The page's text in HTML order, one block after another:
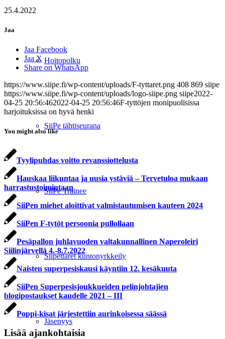
Hoitopolku
SiiPe tähtiseurana
SiiPe Trainee
Siipettäret kuntonyrkkeily
Jäsenyys
25.4.2022
Jaa
Jaa Facebook
Jaa X
Share on WhatsApp
https://www.siipe.fi/wp-content/uploads/F-tyttaret.png 408 869 siipe
https://www.siipe.fi/wp-content/uploads/logo-siipe.png siipe2022-
04-25 20:56:462022-04-25 20:56:46F-tyttöjen monipuolisissa
harjoituksissa on hyvä henki
You might also like
Tyylipuhdas voitto revanssiottelusta
Hauskaa liikuntaa ja uusia ystäviä – Tervetuloa mukaan
harrastustoimintaan
SiiPen miehet aloittivat valmistautumisen kauteen 2024
SiiPen F-tytöt persoonia pullollaan
Pesäpallon juhlavuoden valtakunnallinen Naperoleiri
Siilinjärvellä 4.-8.7.2022
Naisten superpesiskausi käyntiin 12. kesäkuuta
SiiPen Superpesisjoukkueiden pelinjohtajien
blogipostaukset kaudelle 2021 – III
Poppi-kisat järjestettiin aurinkoisessa säässä
Lisää ajankohtaisia